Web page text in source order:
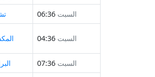
السبت 06:36
السبت 04:36
السبت 07:36